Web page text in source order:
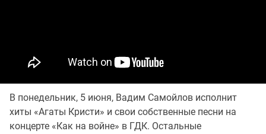
В понедельник, 5 июня, Вадим Самойлов исполнит
хиты «Агаты Кристи» и свои собственные песни на
концерте «Как на войне» в ГДК. Остальные